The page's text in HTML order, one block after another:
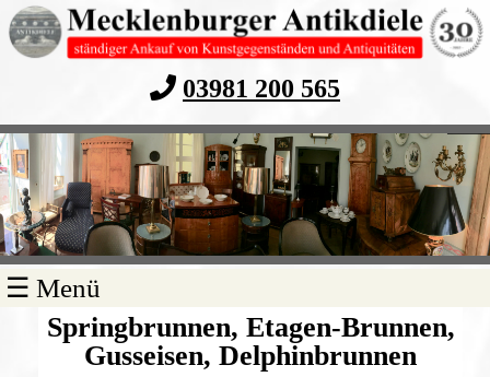
03981 200 565
☰ Menü
Springbrunnen, Etagen-Brunnen,
Gusseisen, Delphinbrunnen